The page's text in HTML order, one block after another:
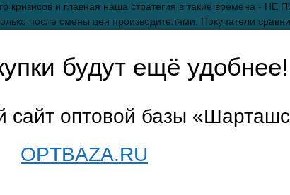
будут ещё удобнее!
сайт оптовой базы
OPTBAZA.RU
кризисов и главная наша стратегия в такие времена -
после смены цен производителями. Покупатели